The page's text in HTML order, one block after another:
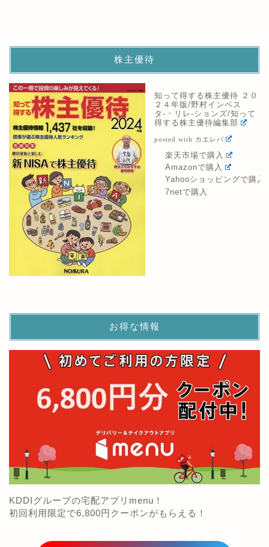
株主優待
知って得する株主優待 ２０
２４年版/野村インベス
タ-・リレ-ションズ/知って
得する株主優待編集部
posted with カエレバ
楽天市場で購入
Amazonで購入
Yahooショッピングで購入
7netで購入
お得な情報
KDDIグループの宅配アプリmenu！
初回利用限定で6,800円クーポンがもらえる！